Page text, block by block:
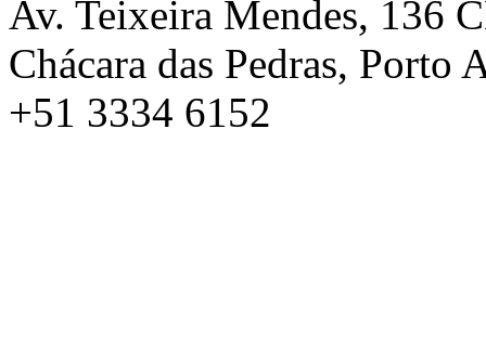
Av. Teixeira Mendes, 136
Chácara das Pedras, Porto
+51 3334 6152